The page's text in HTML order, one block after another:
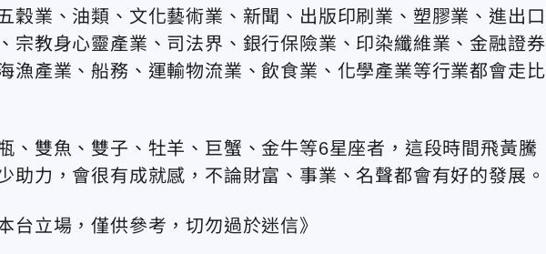
穀業、油類、文化藝術業、新聞、出版印刷業、塑膠業、進出口
宗教身心靈產業、司法界、銀行保險業、印染纖維業、金融證券
漁產業、船務、運輸物流業、飲食業、化學產業等行業都會走比
、雙魚、雙子、牡羊、巨蟹、金牛等6星座者，這段時間飛黃騰
助力，會很有成就感，不論財富、事業、名聲都會有好的發展。
台立場，僅供參考，切勿過於迷信》